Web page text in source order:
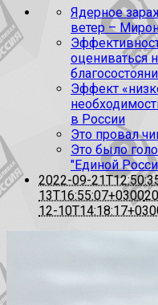
Ядерное
ветер –
оцениваться
Эффект
в России
Это провал
Это было
"Единой
2022-09-
13T16:55:07+0300
12-